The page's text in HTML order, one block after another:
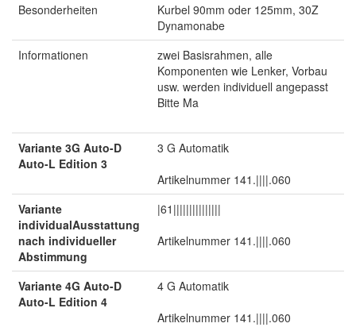
Besonderheiten
Kurbel 90mm oder 125mm, 30Z
Dynamonabe
Informationen
zwei Basisrahmen, alle
Komponenten wie Lenker, Vorbau
usw. werden individuell angepasst
Bitte Ma
Variante 3G Auto-D
Auto-L Edition 3
3 G Automatik
Artikelnummer 141.||||.060
Variante
individualAusstattung
nach individueller
Abstimmung
|61|||||||||||||||
Artikelnummer 141.||||.060
Variante 4G Auto-D
Auto-L Edition 4
4 G Automatik
Artikelnummer 141.||||.060